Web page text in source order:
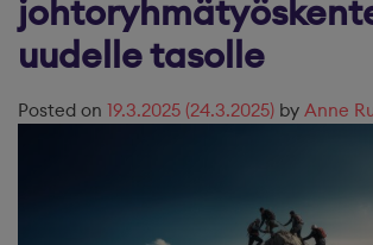
uudelle tasolle
Posted on 19.3.2025 (24.3.2025) by Anne